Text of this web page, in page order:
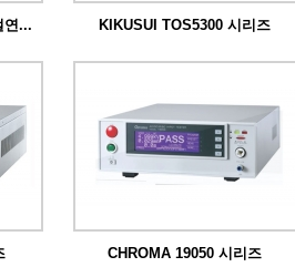
연... KIKUSUI TOS5300 시리즈
보에 ...
CHROMA 19050 시리즈